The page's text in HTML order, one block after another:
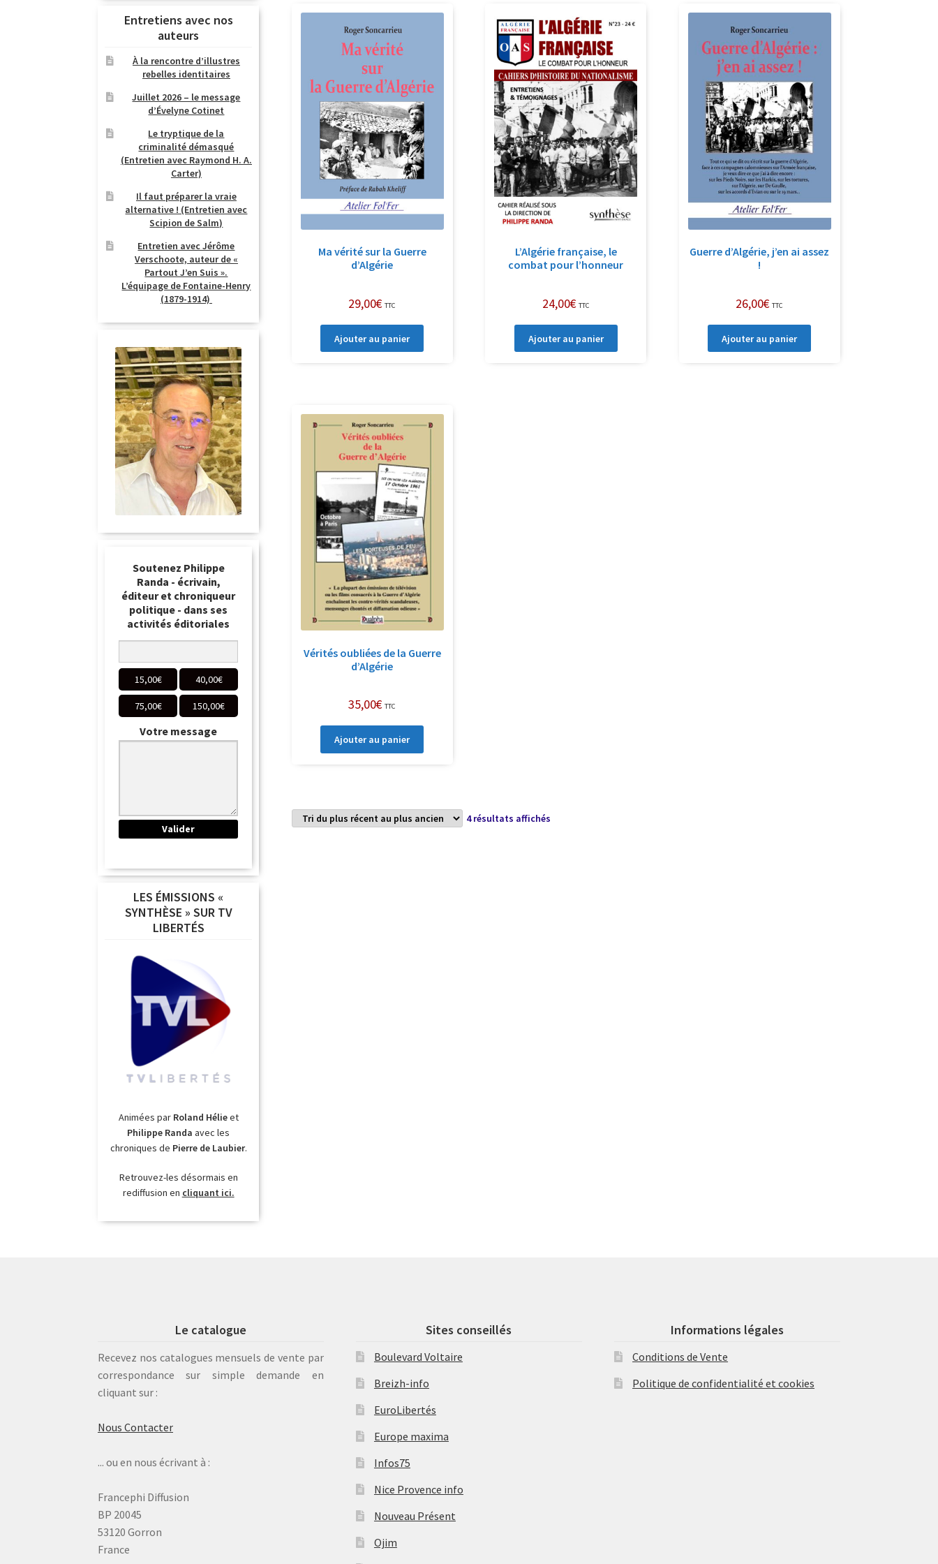
au
plus
ancien
Ma vérité sur la Guerre
d’Algérie
29,00€ TTC
Ajouter au panier
L’Algérie française, le
combat pour l’honneur
24,00€ TTC
Ajouter au panier
Guerre d’Algérie, j’en ai assez
!
26,00€ TTC
Ajouter au panier
Vérités oubliées de la Guerre
d’Algérie
35,00€ TTC
Ajouter au panier
4 résultats affichésTrié
Entretiens avec nos
auteurs
À la rencontre d’illustres
rebelles identitaires
Juillet 2026 – le message
d’Évelyne Cotinet
Le tryptique de la
criminalité démasqué
(Entretien avec Raymond H. A.
Carter)
Il faut préparer la vraie
alternative ! (Entretien avec
Scipion de Salm)
Entretien avec Jérôme
Verschoote, auteur de «
Partout J’en Suis ».
L’équipage de Fontaine-Henry
(1879-1914)
Soutenez Philippe
Randa - écrivain,
éditeur et chroniqueur
politique - dans ses
activités éditoriales
15,00€ 40,00€
75,00€ 150,00€
Votre message
LES ÉMISSIONS «
SYNTHÈSE » SUR TV
LIBERTÉS
Animées par Roland Hélieet
Philippe Randa avec les
chroniques de Pierre de Laubier.
Retrouvez-les désormais en
rediffusion en cliquant ici.
Le catalogue
Recevez nos catalogues mensuels de vente par
correspondance sur simple demande en
cliquant sur :
Nous Contacter
... ou en nous écrivant à :
Francephi Diffusion
BP 20045
53120 Gorron
France
Sites conseillés
Boulevard Voltaire
Breizh-info
EuroLibertés
Europe maxima
Infos75
Nice Provence info
Nouveau Présent
Ojim
Informations légales
Conditions de Vente
Politique de confidentialité et cookies